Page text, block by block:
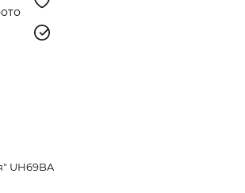
UH69BA